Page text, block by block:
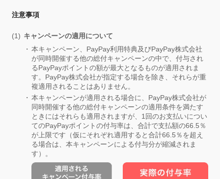
注意事項
キャンペーンの適用について
本キャンペーン、PayPay利用特典及びPayPay株式会社
が同時開催する他の総付キャンペーンの中で、付与され
るPayPayポイントの額が最大となるものが適用されま
す。PayPay株式会社が指定する場合を除き、それらが重
複適用されることはありません。
本キャンペーンが適用される場合に、PayPay株式会社が
同時開催する他の総付キャンペーンの適用条件を満たす
ときにはそれらも適用されますが、1回のお支払いについ
てのPayPayポイントの付与率は、合計で支払額の66.5％
が上限です（仮にそれぞれ適用すると合計66.5％を超え
る場合は、本キャンペーンによる付与分が縮減されま
す）。